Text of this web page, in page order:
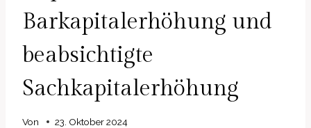
Barkapitalerhöhung und
beabsichtigte
Sachkapitalerhöhung
Von 23. Oktober 2024